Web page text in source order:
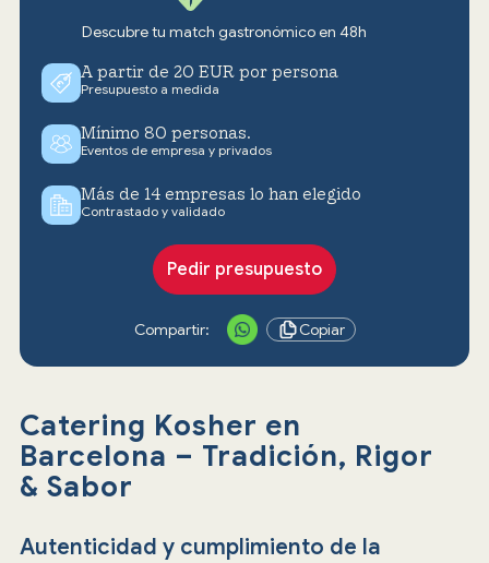
Catering Kosher en
Barcelona – Tradición, Rigor
& Sabor
Autenticidad y cumplimiento de la
Descubre tu match gastronómico en 48h
A partir de 20 EUR por persona
Presupuesto a medida
Mínimo 80 personas.
Eventos de empresa y privados
Más de 14 empresas lo han elegido
Contrastado y validado
Pedir presupuesto
Compartir: Copiar